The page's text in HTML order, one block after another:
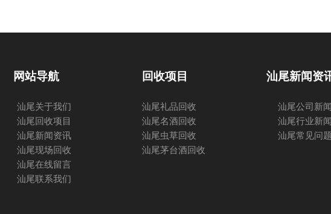
网站导航
汕尾关于我们
汕尾回收项目
汕尾新闻资讯
汕尾现场回收
汕尾在线留言
汕尾联系我们
回收项目
汕尾礼品回收
汕尾名酒回收
汕尾虫草回收
汕尾茅台酒回收
汕尾新闻资
汕尾公司新闻
汕尾行业新闻
汕尾常见问题